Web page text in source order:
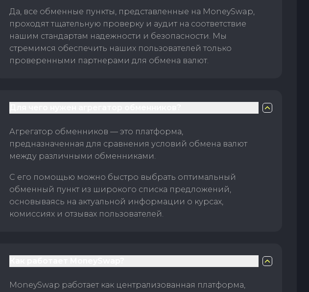
Да, все обменные пункты, представленные на MoneySwap,
проходят тщательную проверку и аудит на соответствие
нашим стандартам надежности и безопасности. Мы
стремимся обеспечить наших пользователей только
проверенными партнерами для обмена валют.
Агрегатор обменников — это платформа,
предназначенная для сравнения условий обмена валют
между различными обменниками.
С его помощью можно быстро выбрать оптимальный
обменный пункт из широкого списка предложений,
основываясь на актуальной информации о курсах,
комиссиях и отзывах пользователей.
MoneySwap работает как централизованная платформа,